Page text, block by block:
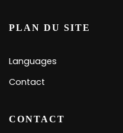
PLAN DU SITE
Languages
Contact
CONTACT